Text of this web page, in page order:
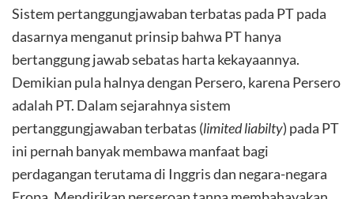
Sistem pertanggungjawaban terbatas pada PT pada
dasarnya menganut prinsip bahwa PT hanya
bertanggung jawab sebatas harta kekayaannya.
Demikian pula halnya dengan Persero, karena Persero
adalah PT. Dalam sejarahnya sistem
pertanggungjawaban terbatas (limitedliabilty) pada PT
ini pernah banyak membawa manfaat bagi
perdagangan terutama di Inggris dan negara-negara